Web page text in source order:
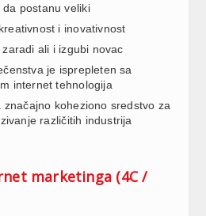
postanu veliki
i inovativnost
zaradi ali i izgubi novac
je isprepleten sa
internet tehnologija
koheziono sredstvo za
različitih industrija
marketinga (4C /